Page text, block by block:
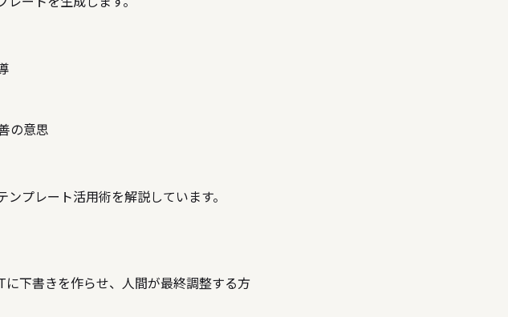
の意思
ンプレート活用術を解説しています。
下書きを作らせ、人間が最終調整する方